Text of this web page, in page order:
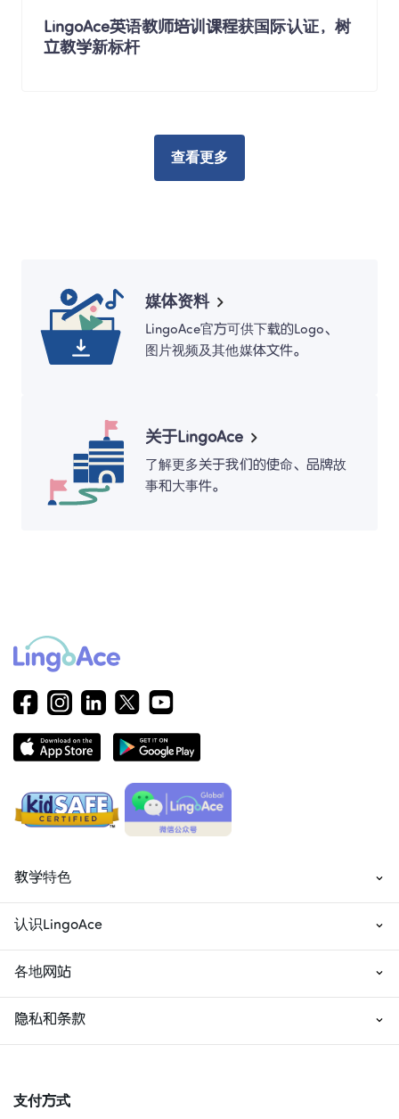
LingoAce英语教师培训课程获国际认证，树
立教学新标杆
查看更多
媒体资料
LingoAce官方可供下载的Logo、
图片视频及其他媒体文件。
关于LingoAce
了解更多关于我们的使命、品牌故
事和大事件。
教学特色
认识LingoAce
各地网站
隐私和条款
支付方式